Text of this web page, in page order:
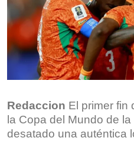
Redaccion El primer fin
la Copa del Mundo de
desatado una auténtica